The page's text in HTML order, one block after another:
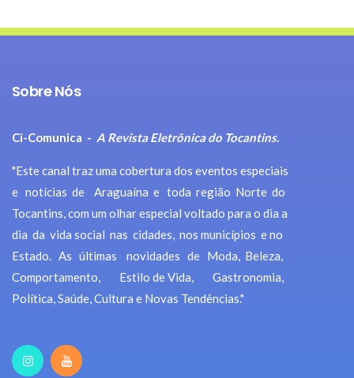
Sobre Nós
Ci-Comunica - A Revista Eletrônica do Tocantins.
"Este canal traz uma cobertura dos eventos especiais
e notícias de Araguaína e toda região Norte do
Tocantins, com um olhar especial voltado para o dia a
dia da vida social nas cidades, nos municípios e no
Estado. As últimas novidades de Moda, Beleza,
Comportamento, Estilo de Vida, Gastronomia,
Política, Saúde, Cultura e Novas Tendências."